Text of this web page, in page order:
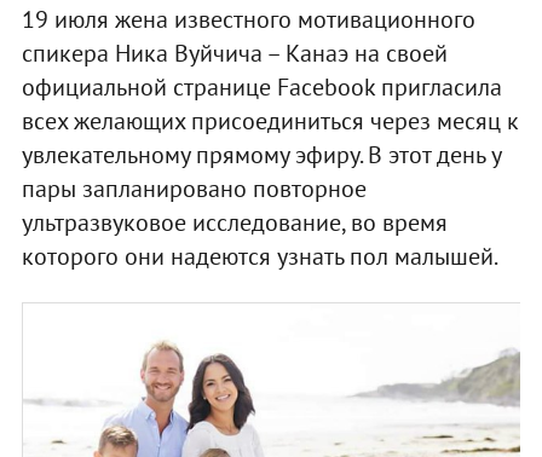
19 июля жена известного мотивационного
спикера Ника Вуйчича – Канаэ на своей
официальной странице Facebook пригласила
всех желающих присоединиться через месяц к
увлекательному прямому эфиру. В этот день у
пары запланировано повторное
ультразвуковое исследование, во время
которого они надеются узнать пол малышей.